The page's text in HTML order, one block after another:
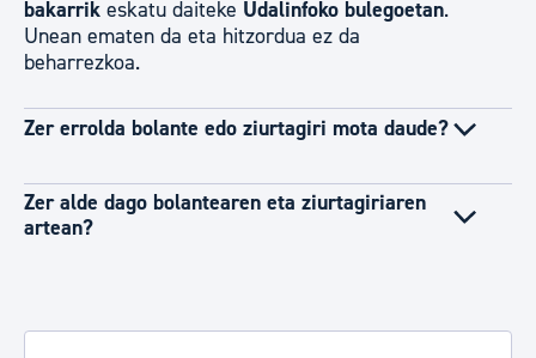
bakarrik eskatu daiteke Udalinfoko bulegoetan.
Unean ematen da eta hitzordua ez da
beharrezkoa.
Zer errolda bolante edo ziurtagiri mota daude?
Zer alde dago bolantearen eta ziurtagiriaren
artean?